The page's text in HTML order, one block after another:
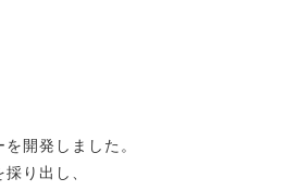
開発しました。
り出し、